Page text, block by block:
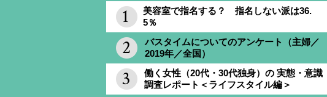
美容室で指名する？ 指名しない派は36.
5％
バスタイムについてのアンケート（主婦／
2019年／全国）
働く女性（20代・30代独身）の 実態・意識
調査レポート＜ライフスタイル編＞